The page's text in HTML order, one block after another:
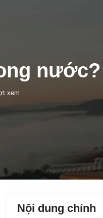
nước?
xem
Nội dung chính